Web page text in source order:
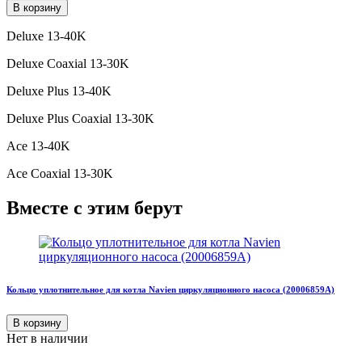
В корзину
Deluxe 13-40K
Deluxe Coaxial 13-30K
Deluxe Plus 13-40K
Deluxe Plus Coaxial 13-30K
Ace 13-40K
Ace Coaxial 13-30K
Вместе с этим берут
Кольцо уплотнительное для котла Navien циркуляционного насоса (20006859A)
В корзину
Нет в наличии